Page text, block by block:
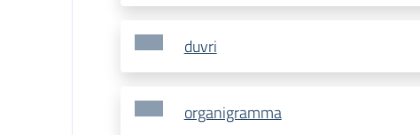
duvri
organigramma